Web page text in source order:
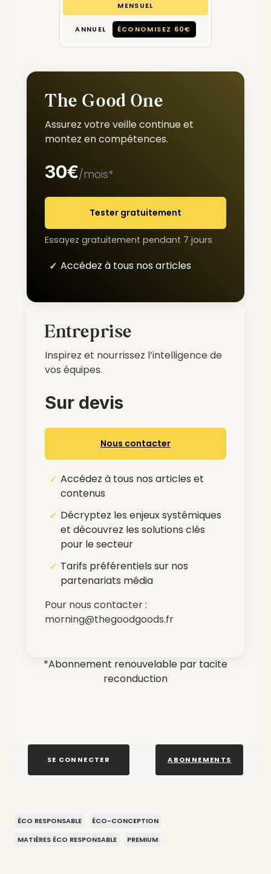
MENSUEL
ANNUEL ÉCONOMISEZ 60€
The Good One
Assurez votre veille continue et
montez en compétences.
30€/mois*
Tester gratuitement
Essayez gratuitement pendant 7 jours
Accédez à tous nos articles
Entreprise
Inspirez et nourrissez l’intelligence de
vos équipes.
Sur devis
Nous contacter
Accédez à tous nos articles et
contenus
Décryptez les enjeux systémiques
et découvrez les solutions clés
pour le secteur
Tarifs préférentiels sur nos
partenariats média
Pour nous contacter :
morning@thegoodgoods.fr
*Abonnement renouvelable par tacite
reconduction
SE CONNECTER ABONNEMENTS
ÉCO RESPONSABLE
ÉCO-CONCEPTION
MATIÈRES ÉCO RESPONSABLE
PREMIUM